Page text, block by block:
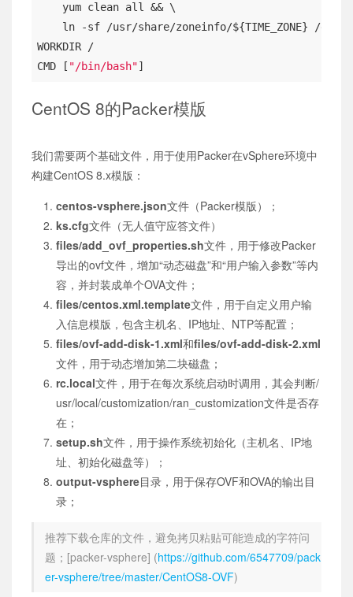
    yum clean all && \
    ln -sf /usr/share/zoneinfo/${TIME_ZONE} /etc/
WORKDIR /
CMD [ "/bin/bash"]
CentOS 8的Packer模版
我们需要两个基础文件，用于使用Packer在vSphere环境中
构建CentOS 8.x模版：
centos-vsphere.json文件（Packer模版）；
ks.cfg文件（无人值守应答文件）
files/add_ovf_properties.sh文件，用于修改Packer
导出的ovf文件，增加“动态磁盘”和“用户输入参数”等内
容，并封装成单个OVA文件；
files/centos.xml.template文件，用于自定义用户输
入信息模版，包含主机名、IP地址、NTP等配置；
files/ovf-add-disk-1.xml和files/ovf-add-disk-2.xml
文件，用于动态增加第二块磁盘；
rc.local文件，用于在每次系统启动时调用，其会判断/
usr/local/customization/ran_customization文件是否存
在；
setup.sh文件，用于操作系统初始化（主机名、IP地
址、初始化磁盘等）；
output-vsphere目录，用于保存OVF和OVA的输出目
录；
推荐下载仓库的文件，避免拷贝粘贴可能造成的字符问
题；[packer-vsphere] (https://github.com/6547709/pack
er-vsphere/tree/master/CentOS8-OVF)